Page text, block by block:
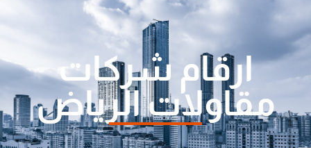
ارقام شركات
مقاولات الرياض